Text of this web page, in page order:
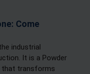
Come
industrial
It is a Powder
that transforms